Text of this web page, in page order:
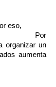
eso,
Por
organizar un
aumenta